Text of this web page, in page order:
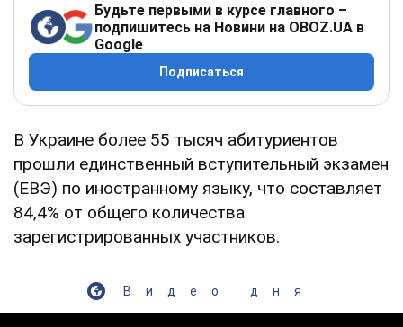
Будьте первыми в курсе главного –
подпишитесь на Новини на OBOZ.UA в
Google
Подписаться
В Украине более 55 тысяч абитуриентов
прошли единственный вступительный экзамен
(ЕВЭ) по иностранному языку, что составляет
84,4% от общего количества
зарегистрированных участников.
Видео дня